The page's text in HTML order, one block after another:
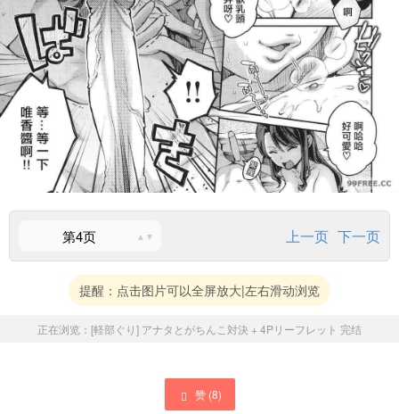
第4页 上一页 下一页
提醒：点击图片可以全屏放大|左右滑动浏览
正在浏览： [軽部ぐり] アナタとがちんこ対決 + 4Pリーフレット 完结
赞 (8)